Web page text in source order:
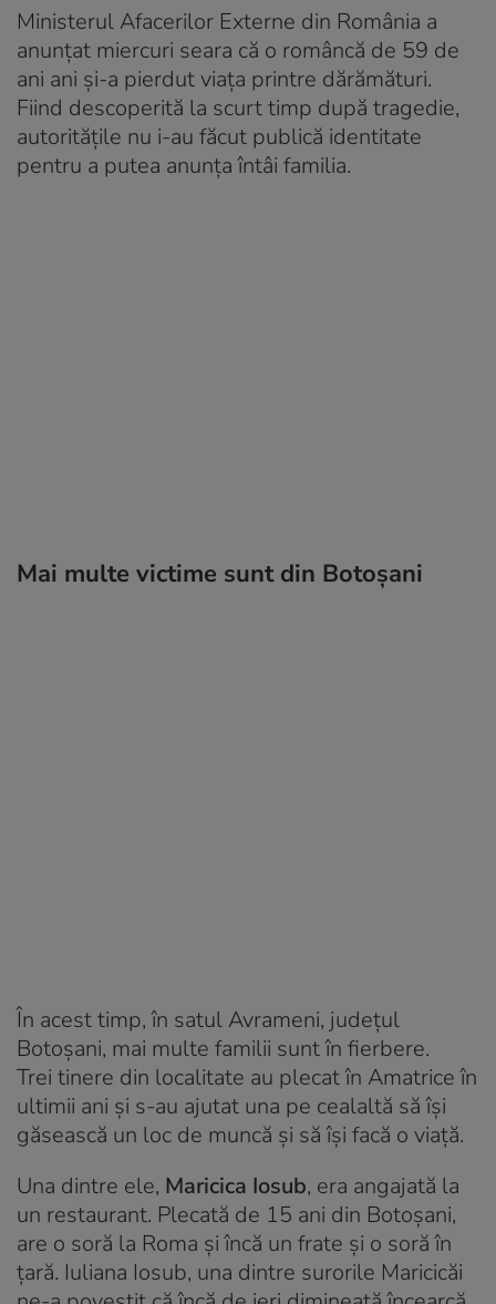
Ministerul Afacerilor Externe din România a
anunțat miercuri seara că o româncă de 59 de
ani ani și-a pierdut viața printre dărămături.
Fiind descoperită la scurt timp după tragedie,
autoritățile nu i-au făcut publică identitate
pentru a putea anunța întâi familia.
Mai multe victime sunt din Botoșani
În acest timp, în satul Avrameni, județul
Botoșani, mai multe familii sunt în fierbere.
Trei tinere din localitate au plecat în Amatrice în
ultimii ani și s-au ajutat una pe cealaltă să își
găsească un loc de muncă și să își facă o viață.
Una dintre ele, Maricica Iosub, era angajată la
un restaurant. Plecată de 15 ani din Botoșani,
are o soră la Roma și încă un frate și o soră în
țară. Iuliana Iosub, una dintre surorile Maricicăi